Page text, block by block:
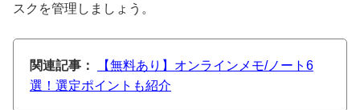
スクを管理しましょう。
関連記事：
【無料あり】オンラインメモ/ノート6
選！選定ポイントも紹介